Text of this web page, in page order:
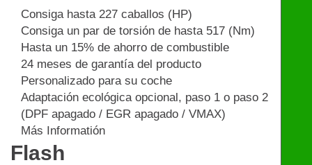
Consiga hasta 227 caballos (HP)
Consiga un par de torsión de hasta 517 (Nm)
Hasta un 15% de ahorro de combustible
24 meses de garantía del producto
Personalizado para su coche
Adaptación ecológica opcional, paso 1 o paso 2
(DPF apagado / EGR apagado / VMAX)
Más Informatión
Flash